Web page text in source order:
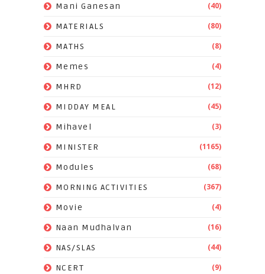
Mani Ganesan (40)
MATERIALS (80)
MATHS (8)
Memes (4)
MHRD (12)
MIDDAY MEAL (45)
Mihavel (3)
MINISTER (1165)
Modules (68)
MORNING ACTIVITIES (367)
Movie (4)
Naan Mudhalvan (16)
NAS/SLAS (44)
NCERT (9)